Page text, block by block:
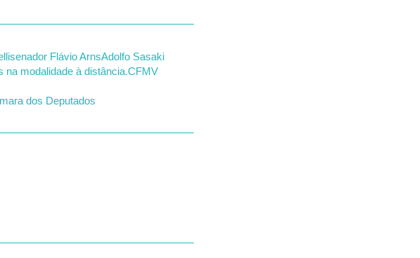
senador Flávio ArnsAdolfo Sasaki
na modalidade à distância.CFMV
dos Deputados